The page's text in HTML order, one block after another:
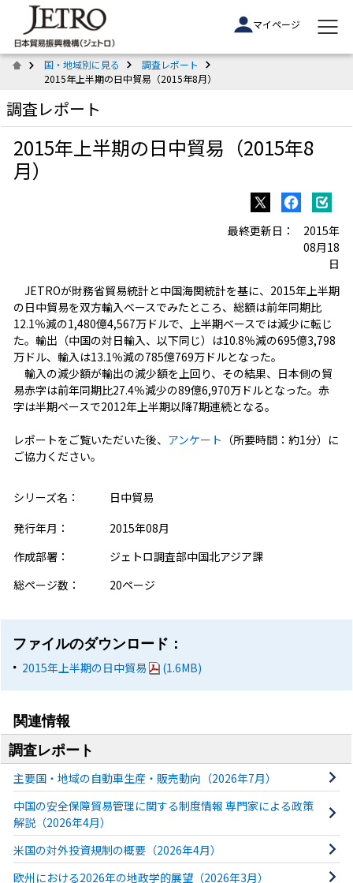
マイページ
国・地域別に見る
調査レポート
2015年上半期の日中貿易（2015年8月）
調査レポート
2015年上半期の日中貿易（2015年8
月）
2015年
08月18
日
最終更新日：
JETROが財務省貿易統計と中国海関統計を基に、2015年上半期
の日中貿易を双方輸入ベースでみたところ、総額は前年同期比
12.1％減の1,480億4,567万ドルで、上半期ベースでは減少に転じ
た。輸出（中国の対日輸入、以下同じ）は10.8％減の695億3,798
万ドル、輸入は13.1％減の785億769万ドルとなった。
輸入の減少額が輸出の減少額を上回り、その結果、日本側の貿
易赤字は前年同期比27.4％減少の89億6,970万ドルとなった。赤
字は半期ベースで2012年上半期以降7期連続となる。
レポートをご覧いただいた後、 アンケート （所要時間：約1分）に
ご協力ください。
シリーズ名：
日中貿易
発行年月：
2015年08月
作成部署：
ジェトロ調査部中国北アジア課
総ページ数：
20ページ
ファイルのダウンロード：
2015年上半期の日中貿易
(1.6MB)
関連情報
調査レポート
主要国・地域の自動車生産・販売動向（2026年7月）
中国の安全保障貿易管理に関する制度情報 専門家による政策
解説（2026年4月）
米国の対外投資規制の概要（2026年4月）
欧州における2026年の地政学的展望（2026年3月）